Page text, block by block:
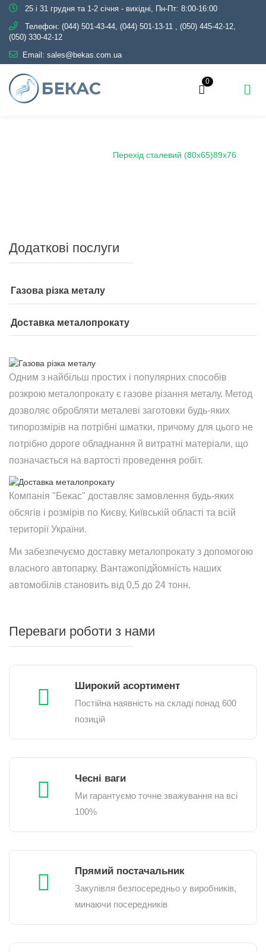
25 і 31 грудня та 1-2 січня - вихідні, Пн-Пт: 8:00-16:00
Телефон: (044) 501-43-44, (044) 501-13-11 , (050) 445-42-12,
(050) 330-42-12
Email: sales@bekas.com.ua
0
Перехід сталевий (80х65)89х76
Додаткові послуги
Газова різка металу
Доставка металопрокату
Одним з найбільш простих і популярних способів
розкрою металопрокату є газове різання металу. Метод
дозволяє обробляти металеві заготовки будь-яких
типорозмірів на потрібні шматки, причому для цього не
потрібно дороге обладнання й витратні матеріали, що
позначається на вартості проведення робіт.
Компанія "Бекас" доставляє замовлення будь-яких
обсягів і розмірів по Києву, Київській області та всій
території України.
Ми забезпечуємо доставку металопрокату з допомогою
власного автопарку. Вантажопідйомність наших
автомобілів становить від 0,5 до 24 тонн.
Переваги роботи з нами
Широкий асортимент
Постійна наявність на складі понад 600
позицій
Чесні ваги
Ми гарантуємо точне зважування на всі
100%
Прямий постачальник
Закупівля безпосередньо у виробників,
минаючи посередників